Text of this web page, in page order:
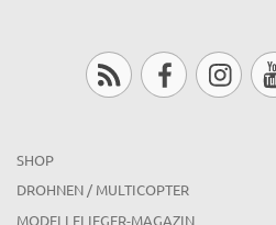
SHOP
DROHNEN / MULTICOPTER
MODELLFLIEGER-MAGAZIN